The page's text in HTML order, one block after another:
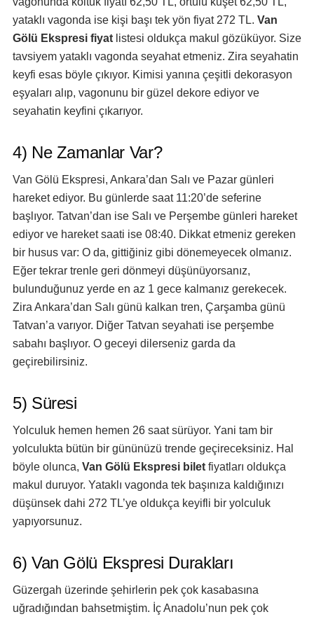
yataklı vagonda ise kişi başı tek yön fiyat 272 TL. Van
Gölü Ekspresi fiyat listesi oldukça makul gözüküyor. Size
tavsiyem yataklı vagonda seyahat etmeniz. Zira seyahatin
keyfi esas böyle çıkıyor. Kimisi yanına çeşitli dekorasyon
eşyaları alıp, vagonunu bir güzel dekore ediyor ve
seyahatin keyfini çıkarıyor.
4) Ne Zamanlar Var?
Van Gölü Ekspresi, Ankara’dan Salı ve Pazar günleri
hareket ediyor. Bu günlerde saat 11:20’de seferine
başlıyor. Tatvan’dan ise Salı ve Perşembe günleri hareket
ediyor ve hareket saati ise 08:40. Dikkat etmeniz gereken
bir husus var: O da, gittiğiniz gibi dönemeyecek olmanız.
Eğer tekrar trenle geri dönmeyi düşünüyorsanız,
bulunduğunuz yerde en az 1 gece kalmanız gerekecek.
Zira Ankara’dan Salı günü kalkan tren, Çarşamba günü
Tatvan’a varıyor. Diğer Tatvan seyahati ise perşembe
sabahı başlıyor. O geceyi dilerseniz garda da
geçirebilirsiniz.
5) Süresi
Yolculuk hemen hemen 26 saat sürüyor. Yani tam bir
yolculukta bütün bir gününüzü trende geçireceksiniz. Hal
böyle olunca, Van Gölü Ekspresi bilet fiyatları oldukça
makul duruyor. Yataklı vagonda tek başınıza kaldığınızı
düşünsek dahi 272 TL’ye oldukça keyifli bir yolculuk
yapıyorsunuz.
6) Van Gölü Ekspresi Durakları
Güzergah üzerinde şehirlerin pek çok kasabasına
uğradığından bahsetmiştim. İç Anadolu’nun pek çok